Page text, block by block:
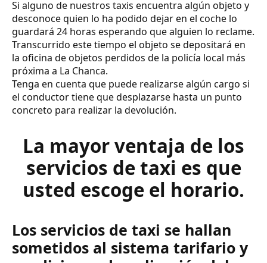
Si alguno de nuestros taxis encuentra algún objeto y
desconoce quien lo ha podido dejar en el coche lo
guardará 24 horas esperando que alguien lo reclame.
Transcurrido este tiempo el objeto se depositará en
la oficina de objetos perdidos de la policía local más
próxima a La Chanca.
Tenga en cuenta que puede realizarse algún cargo si
el conductor tiene que desplazarse hasta un punto
concreto para realizar la devolución.
La mayor ventaja de los
servicios de taxi es que
usted escoge el horario.
Los servicios de taxi se hallan
sometidos al sistema tarifario y